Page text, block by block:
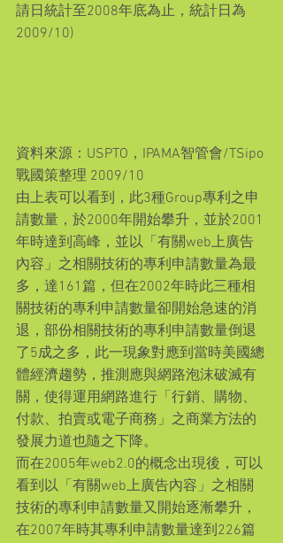
請日統計至2008年底為止，統計日為
2009/10)
資料來源：USPTO，IPAMA智管會/TSipo
戰國策整理 2009/10
由上表可以看到，此3種Group專利之申
請數量，於2000年開始攀升，並於2001
年時達到高峰，並以「有關web上廣告
內容」之相關技術的專利申請數量為最
多，達161篇，但在2002年時此三種相
關技術的專利申請數量卻開始急速的消
退，部份相關技術的專利申請數量倒退
了5成之多，此一現象對應到當時美國總
體經濟趨勢，推測應與網路泡沫破滅有
關，使得運用網路進行「行銷、購物、
付款、拍賣或電子商務」之商業方法的
發展力道也隨之下降。
而在2005年web2.0的概念出現後，可以
看到以「有關web上廣告內容」之相關
技術的專利申請數量又開始逐漸攀升，
在2007年時其專利申請數量達到226篇